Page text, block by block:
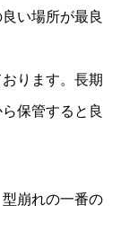
い場所が最良
ります。長期
保管すると良
崩れの一番の